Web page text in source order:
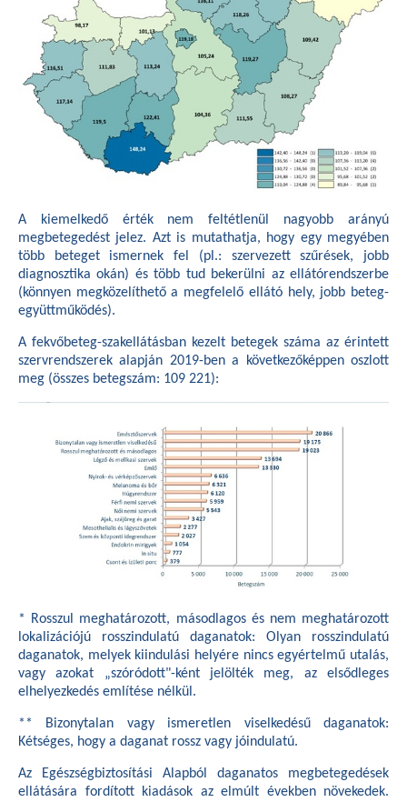
A kiemelkedő érték nem feltétlenül nagyobb arányú
megbetegedést jelez. Azt is mutathatja, hogy egy megyében
több beteget ismernek fel (pl.: szervezett szűrések, jobb
diagnosztika okán) és több tud bekerülni az ellátórendszerbe
(könnyen megközelíthető a megfelelő ellátó hely, jobb beteg-
együttműködés).
A fekvőbeteg-szakellátásban kezelt betegek száma az érintett
szervrendszerek alapján 2019-ben a következőképpen oszlott
meg (összes betegszám: 109 221):
* Rosszul meghatározott, másodlagos és nem meghatározott
lokalizációjú rosszindulatú daganatok: Olyan rosszindulatú
daganatok, melyek kiindulási helyére nincs egyértelmű utalás,
vagy azokat „szóródott"-ként jelölték meg, az elsődleges
elhelyezkedés említése nélkül.
** Bizonytalan vagy ismeretlen viselkedésű daganatok:
Kétséges, hogy a daganat rossz vagy jóindulatú.
Az Egészségbiztosítási Alapból daganatos megbetegedések
ellátására fordított kiadások az elmúlt években növekedek.